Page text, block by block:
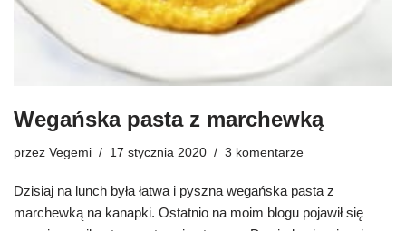
Wegańska pasta z marchewką
przez Vegemi 17 stycznia 2020 3 komentarze
Dzisiaj na lunch była łatwa i pyszna wegańska pasta z
marchewką na kanapki. Ostatnio na moim blogu pojawił się